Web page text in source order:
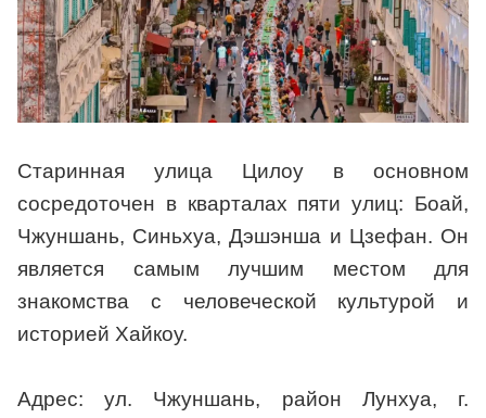
Старинная улица Цилоу в основном
сосредоточен в кварталах пяти улиц: Боай,
Чжуншань, Синьхуа, Дэшэнша и Цзефан. Он
является самым лучшим местом для
знакомства с человеческой культурой и
историей Хайкоу.
Адрес: ул. Чжуншань, район Лунхуа, г.